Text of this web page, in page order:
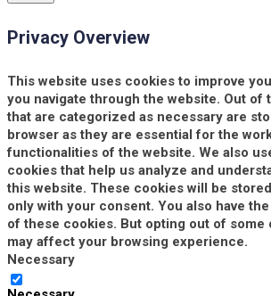
Privacy Overview
This website uses cookies to improve
you navigate through the website. Out of
that are categorized as necessary are
browser as they are essential for the
functionalities of the website. We also
cookies that help us analyze and
this website. These cookies will be
only with your consent. You also have
of these cookies. But opting out of some
may affect your browsing experience.
Necessary